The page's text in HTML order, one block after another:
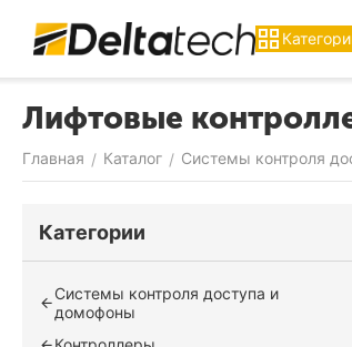
Лифтовые
Главная / Каталог / Системы контроля
Категории
Системы контроля доступа и
домофоны